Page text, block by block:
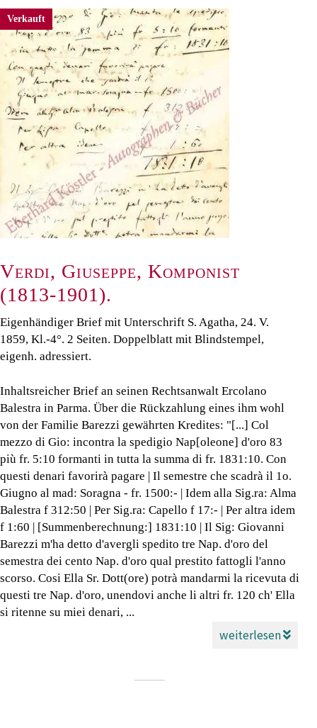
Verkauft
Verdi, Giuseppe, Komponist
(1813-1901).
Eigenhändiger Brief mit Unterschrift S. Agatha, 24. V.
1859, Kl.-4°. 2 Seiten. Doppelblatt mit Blindstempel,
eigenh. adressiert.
Inhaltsreicher Brief an seinen Rechtsanwalt Ercolano
Balestra in Parma. Über die Rückzahlung eines ihm wohl
von der Familie Barezzi gewährten Kredites: "[...] Col
mezzo di Gio: incontra la spedigio Nap[oleone] d'oro 83
più fr. 5:10 formanti in tutta la summa di fr. 1831:10. Con
questi denari favorirà pagare | Il semestre che scadrà il 1o.
Giugno al mad: Soragna - fr. 1500:- | Idem alla Sig.ra: Alma
Balestra f 312:50 | Per Sig.ra: Capello f 17:- | Per altra idem
f 1:60 | [Summenberechnung:] 1831:10 | Il Sig: Giovanni
Barezzi m'ha detto d'avergli spedito tre Nap. d'oro del
semestra dei cento Nap. d'oro qual prestito fattogli l'anno
scorso. Cosi Ella Sr. Dott(ore) potrà mandarmi la ricevuta di
questi tre Nap. d'oro, unendovi anche li altri fr. 120 ch' Ella
si ritenne su miei denari, ...
weiterlesen